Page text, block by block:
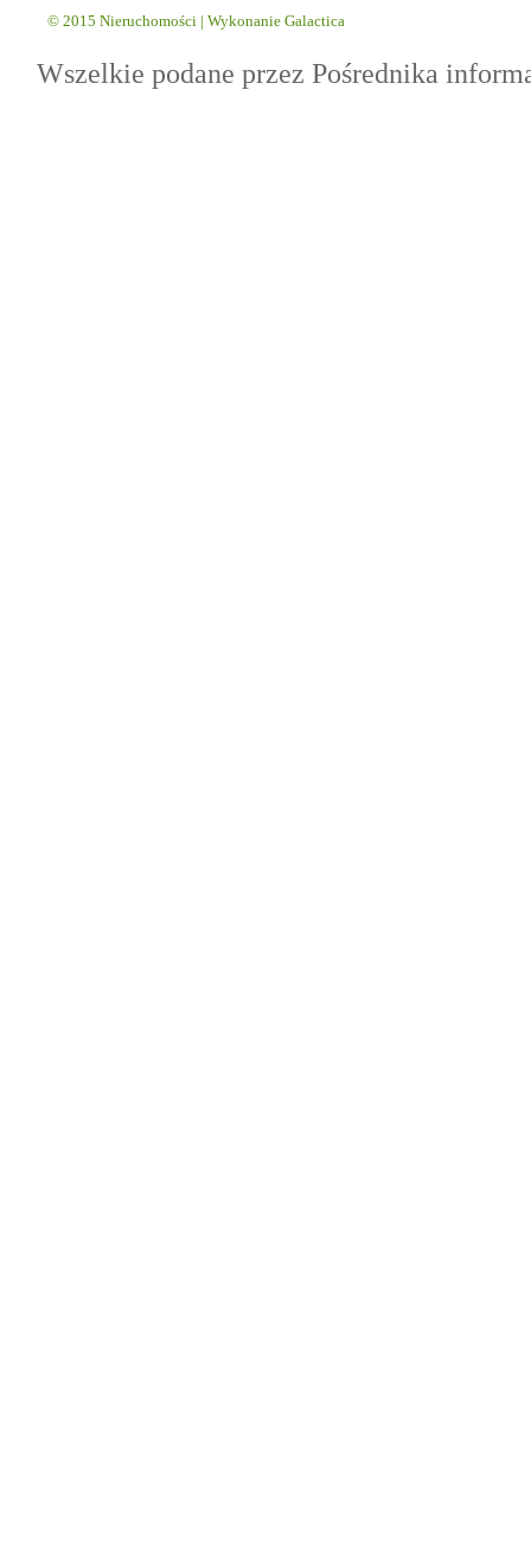
© 2015 Nieruchomości | Wykonanie Galactica
Wszelkie podane przez Pośrednika